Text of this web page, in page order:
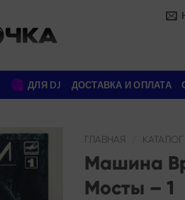
ДЛЯ DJ ДОСТАВКА И ОПЛАТА
ГЛАВНАЯ КАТАЛОГ
Машина
Мосты – 1